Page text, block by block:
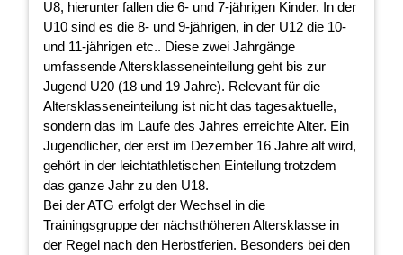
U8, hierunter fallen die 6- und 7-jährigen Kinder. In der
U10 sind es die 8- und 9-jährigen, in der U12 die 10-
und 11-jährigen etc.. Diese zwei Jahrgänge
umfassende Altersklasseneinteilung geht bis zur
Jugend U20 (18 und 19 Jahre). Relevant für die
Altersklasseneinteilung ist nicht das tagesaktuelle,
sondern das im Laufe des Jahres erreichte Alter. Ein
Jugendlicher, der erst im Dezember 16 Jahre alt wird,
gehört in der leichtathletischen Einteilung trotzdem
das ganze Jahr zu den U18.
Bei der ATG erfolgt der Wechsel in die
Trainingsgruppe der nächsthöheren Altersklasse in
der Regel nach den Herbstferien. Besonders bei den